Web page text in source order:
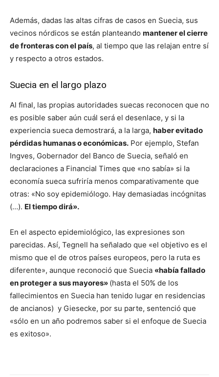
Además, dadas las altas cifras de casos en Suecia, sus
vecinos nórdicos se están planteando mantener el cierre
de fronteras con el país, al tiempo que las relajan entre sí
y respecto a otros estados.
Suecia en el largo plazo
Al final, las propias autoridades suecas reconocen que no
es posible saber aún cuál será el desenlace, y si la
experiencia sueca demostrará, a la larga, haber evitado
pérdidas humanas o económicas. Por ejemplo, Stefan
Ingves, Gobernador del Banco de Suecia, señaló en
declaraciones a Financial Times que «no sabía» si la
economía sueca sufriría menos comparativamente que
otras: «No soy epidemiólogo. Hay demasiadas incógnitas
(…). El tiempo dirá».
En el aspecto epidemiológico, las expresiones son
parecidas. Así, Tegnell ha señalado que «el objetivo es el
mismo que el de otros países europeos, pero la ruta es
diferente», aunque reconoció que Suecia «había fallado
en proteger a sus mayores» (hasta el 50% de los
fallecimientos en Suecia han tenido lugar en residencias
de ancianos) y Giesecke, por su parte, sentenció que
«sólo en un año podremos saber si el enfoque de Suecia
es exitoso».